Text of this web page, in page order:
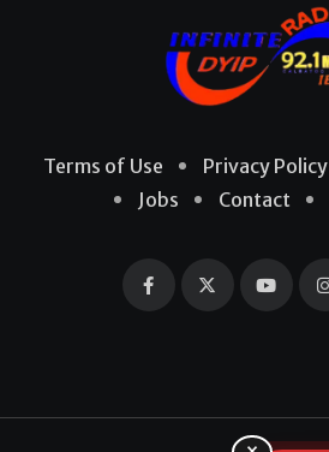
Terms of Use Privacy Policy
Jobs
Contact